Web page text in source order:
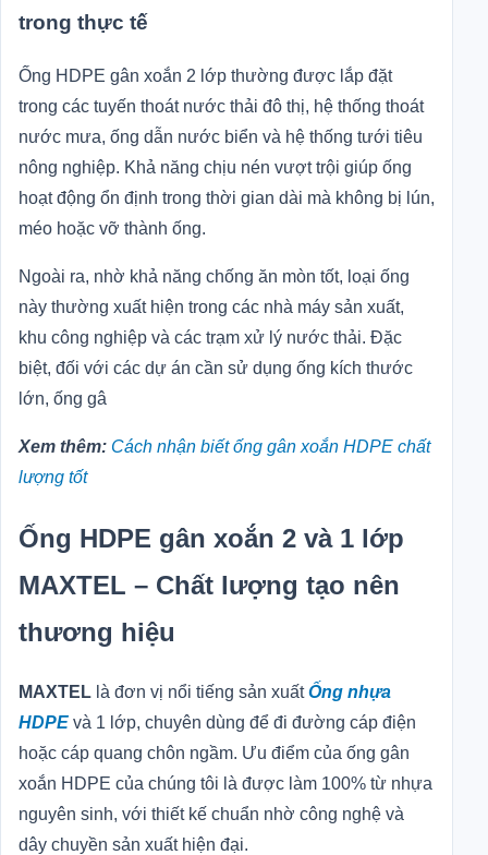
trong thực tế
Ống HDPE gân xoắn 2 lớp thường được lắp đặt
trong các tuyến thoát nước thải đô thị, hệ thống thoát
nước mưa, ống dẫn nước biển và hệ thống tưới tiêu
nông nghiệp. Khả năng chịu nén vượt trội giúp ống
hoạt động ổn định trong thời gian dài mà không bị lún,
méo hoặc vỡ thành ống.
Ngoài ra, nhờ khả năng chống ăn mòn tốt, loại ống
này thường xuất hiện trong các nhà máy sản xuất,
khu công nghiệp và các trạm xử lý nước thải. Đặc
biệt, đối với các dự án cần sử dụng ống kích thước
lớn, ống gâ
Xem thêm: Cách nhận biết ống gân xoắn HDPE chất
lượng tốt
Ống HDPE gân xoắn 2 và 1 lớp
MAXTEL – Chất lượng tạo nên
thương hiệu
MAXTEL là đơn vị nổi tiếng sản xuấtỐng nhựa
HDPE và 1 lớp, chuyên dùng để đi đường cáp điện
hoặc cáp quang chôn ngầm. Ưu điểm của ống gân
xoắn HDPE của chúng tôi là được làm 100% từ nhựa
nguyên sinh, với thiết kế chuẩn nhờ công nghệ và
dây chuyền sản xuất hiện đại.